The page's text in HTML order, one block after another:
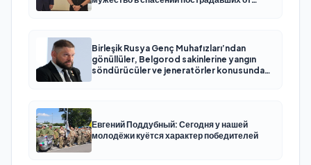
Birleşik Rusya Genç Muhafızları’ndan
gönüllüler, Belgorod sakinlerine yangın
söndürücüler ve jeneratörler konusunda
Евгений Поддубный: Сегодня у нашей
молодёжи куётся характер победителей